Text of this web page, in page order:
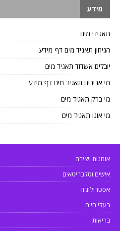
מידע
תאגידי מים
הגיחון תאגיד מים דף מידע
יובלים אשדוד תאגיד מים
מי אביבים תאגיד מים דף מידע
מי ברק תאגיד מים
מי אונו תאגיד מים
אומנות ויצירה
אישים וסלבריטאים
אסטרולוגיה
בעלי חיים
בריאות